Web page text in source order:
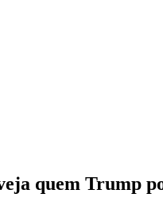
quem Trump